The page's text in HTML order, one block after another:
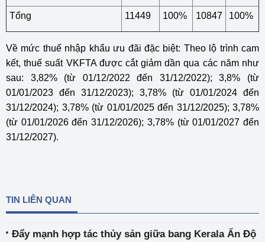
Tổng 11449 100% 10847 100%
Về mức thuế nhập khẩu ưu đãi đặc biệt: Theo lộ trình cam
kết, thuế suất VKFTA được cắt giảm dần qua các năm như
sau: 3,82% (từ 01/12/2022 đến 31/12/2022); 3,8% (từ
01/01/2023 đến 31/12/2023); 3,78% (từ 01/01/2024 đến
31/12/2024); 3,78% (từ 01/01/2025 đến 31/12/2025); 3,78%
(từ 01/01/2026 đến 31/12/2026); 3,78% (từ 01/01/2027 đến
31/12/2027).
TIN LIÊN QUAN
Đẩy mạnh hợp tác thủy sản giữa bang Kerala Ấn Độ